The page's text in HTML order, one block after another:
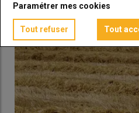
nouveau cahier des
Comment faire sa
crédit d’impôt
Paramétrer mes cookies
Tout refuser Tout